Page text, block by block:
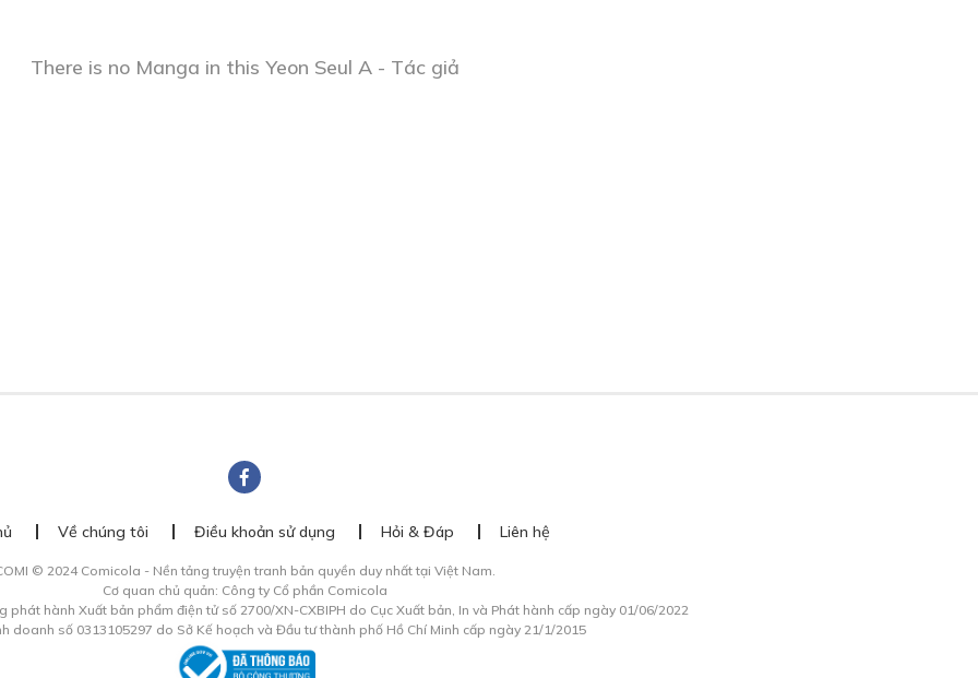
There is no Manga in this Yeon Seul A - Tác giả
Về chúng tôi Điều khoản sử dụng Hỏi & Đáp Liên hệ
© 2024 Comicola - Nền tảng truyện tranh bản quyền duy nhất tại Việt Nam.
Cơ quan chủ quản: Công ty Cổ phần Comicola
phát hành Xuất bản phẩm điện tử số 2700/XN-CXBIPH do Cục Xuất bản, In và Phát hành cấp ngày 01/06/2022
doanh số 0313105297 do Sở Kế hoạch và Đầu tư thành phố Hồ Chí Minh cấp ngày 21/1/2015